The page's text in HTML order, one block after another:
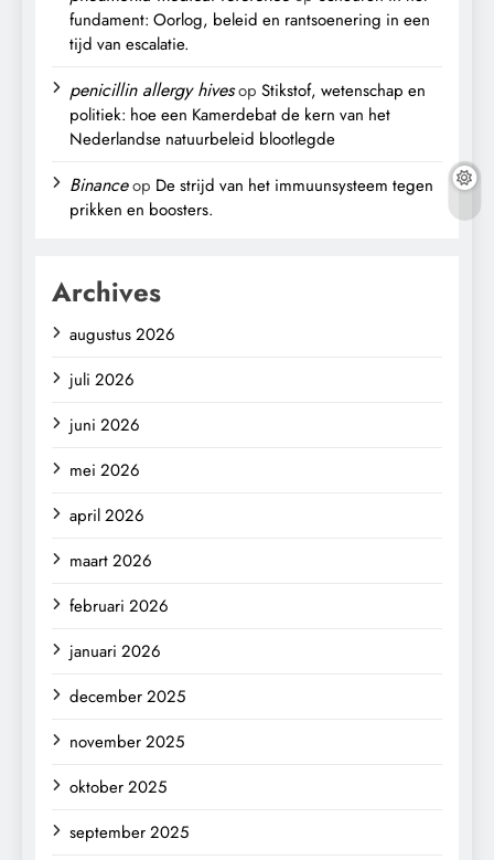
fundament: Oorlog, beleid en rantsoenering in een
tijd van escalatie.
penicillin allergy hivesop Stikstof, wetenschap en
politiek: hoe een Kamerdebat de kern van het
Nederlandse natuurbeleid blootlegde
Binanceop De strijd van het immuunsysteem tegen
prikken en boosters.
Archives
augustus 2026
juli 2026
juni 2026
mei 2026
april 2026
maart 2026
februari 2026
januari 2026
december 2025
november 2025
oktober 2025
september 2025